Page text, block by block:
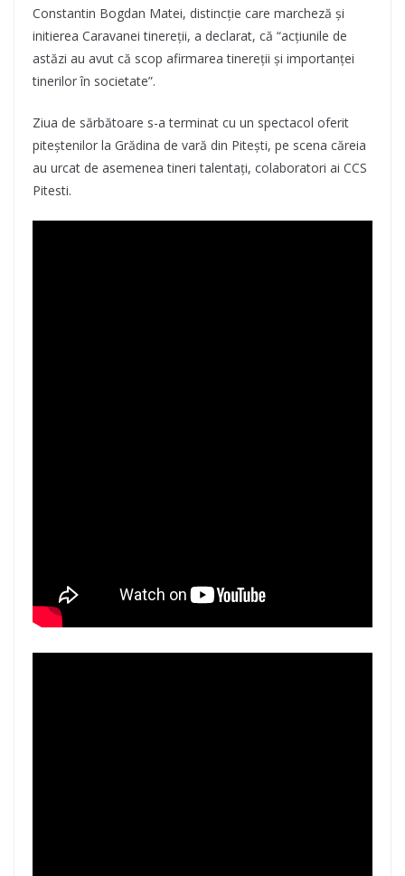
Constantin Bogdan Matei, distincție care marcheză și
initierea Caravanei tinereții, a declarat, că “acțiunile de
astăzi au avut că scop afirmarea tinereții și importanței
tinerilor în societate”.
Ziua de sărbătoare s-a terminat cu un spectacol oferit
piteștenilor la Grădina de vară din Pitești, pe scena căreia
au urcat de asemenea tineri talentați, colaboratori ai CCS
Pitesti.